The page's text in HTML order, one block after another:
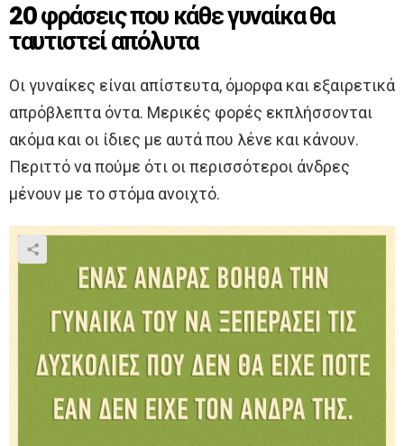
20 φράσεις που κάθε γυναίκα θα
ταυτιστεί απόλυτα
Οι γυναίκες είναι απίστευτα, όμορφα και εξαιρετικά
απρόβλεπτα όντα. Μερικές φορές εκπλήσσονται
ακόμα και οι ίδιες με αυτά που λένε και κάνουν.
Περιττό να πούμε ότι οι περισσότεροι άνδρες
μένουν με το στόμα ανοιχτό.